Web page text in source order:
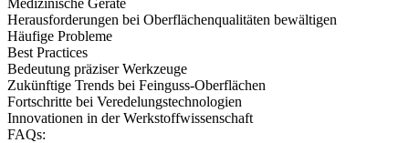
Herausforderungen bei Oberflächenqualitäten bewältigen
Häufige Probleme
Best Practices
Bedeutung präziser Werkzeuge
Zukünftige Trends bei Feinguss-Oberflächen
Fortschritte bei Veredelungstechnologien
Innovationen in der Werkstoffwissenschaft
FAQs: